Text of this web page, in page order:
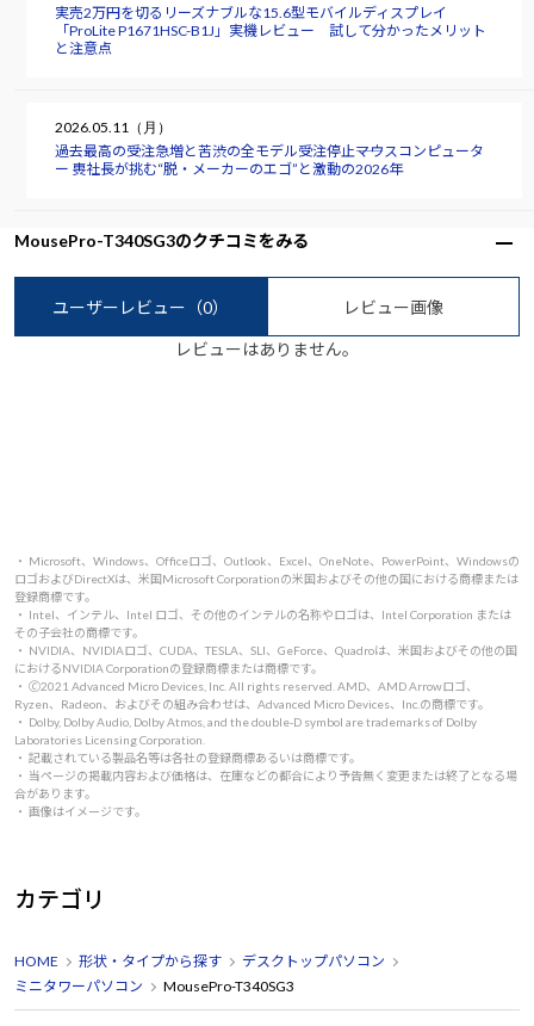
実売2万円を切るリーズナブルな15.6型モバイルディスプレイ
「ProLite P1671HSC-B1J」実機レビュー 試して分かったメリット
と注意点
2026.05.11（月）
過去最高の受注急増と苦渋の全モデル受注停止――マウスコンピュータ
ー 軣社長が挑む“脱・メーカーのエゴ”と激動の2026年
MousePro-T340SG3のクチコミをみる
ユーザーレビュー （0） レビュー画像
レビューはありません。
・ Microsoft、Windows、Officeロゴ、Outlook、Excel、OneNote、PowerPoint、Windowsの
ロゴおよびDirectXは、米国Microsoft Corporationの米国およびその他の国における商標または
登録商標です。
・ Intel、インテル、Intel ロゴ、その他のインテルの名称やロゴは、Intel Corporation または
その子会社の商標です。
・ NVIDIA、NVIDIAロゴ、CUDA、TESLA、SLI、GeForce、Quadroは、米国およびその他の国
におけるNVIDIA Corporationの登録商標または商標です。
・ 🄫2021 Advanced Micro Devices, Inc. All rights reserved. AMD、AMD Arrowロゴ、
Ryzen、Radeon、およびその組み合わせは、Advanced Micro Devices、Inc.の商標です。
・ Dolby, Dolby Audio, Dolby Atmos, and the double-D symbol are trademarks of Dolby
Laboratories Licensing Corporation.
・ 記載されている製品名等は各社の登録商標あるいは商標です。
・ 当ページの掲載内容および価格は、在庫などの都合により予告無く変更または終了となる場
合があります。
・ 画像はイメージです。
カテゴリ
HOME 形状・タイプから探す
デスクトップパソコン
ミニタワーパソコン
MousePro-T340SG3